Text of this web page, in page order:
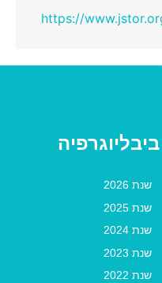
https://
ביבליוגרפיה
שנת 2026
שנת 2025
שנת 2024
שנת 2023
שנת 2022